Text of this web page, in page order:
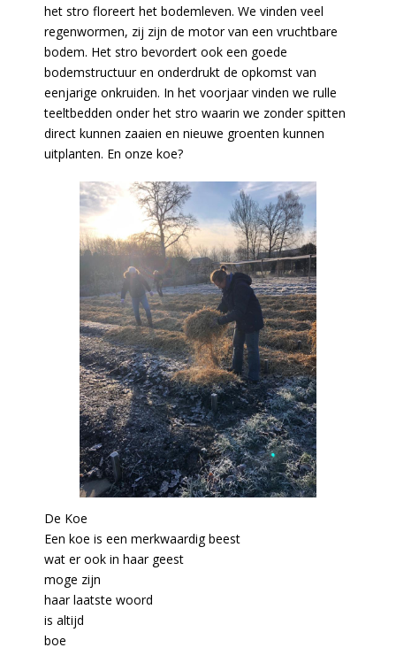
het stro floreert het bodemleven. We vinden veel
regenwormen, zij zijn de motor van een vruchtbare
bodem. Het stro bevordert ook een goede
bodemstructuur en onderdrukt de opkomst van
eenjarige onkruiden. In het voorjaar vinden we rulle
teeltbedden onder het stro waarin we zonder spitten
direct kunnen zaaien en nieuwe groenten kunnen
uitplanten. En onze koe?
De Koe
Een koe is een merkwaardig beest
wat er ook in haar geest
moge zijn
haar laatste woord
is altijd
boe